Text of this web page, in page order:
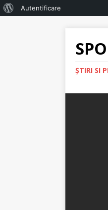
Autentificare
ŞTIRI SI